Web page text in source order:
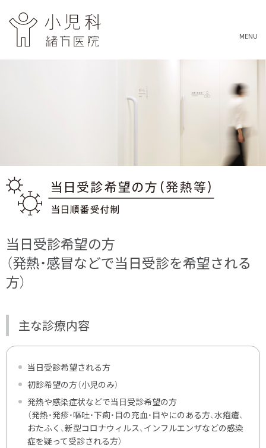
当日受診希望の方
（発熱・感冒などで当日受診を希望される
方）
主な診療内容
当日受診希望される方
初診希望の方（小児のみ）
発熱や感染症状などで当日受診希望の方
（発熱・発疹・嘔吐・下痢・目の充血・目やにのある方、水疱瘡、
おたふく、新型コロナウィルス、インフルエンザなどの感染
症を疑って受診される方）
MENU